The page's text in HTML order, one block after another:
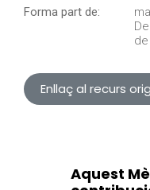
Forma part de:
Enllaç al recurs
Aquest